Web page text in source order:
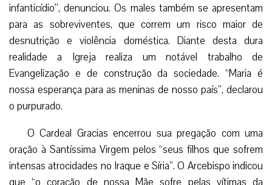
infanticídio”, denunciou. Os males também se apresentam
para as sobreviventes, que correm um risco maior de
desnutrição e violência doméstica. Diante desta dura
realidade a Igreja realiza um notável trabalho de
Evangelização e de construção da sociedade. “Maria é
nossa esperança para as meninas de nosso país”, declarou
o purpurado.
O Cardeal Gracias encerrou sua pregação com uma
oração à Santíssima Virgem pelos “seus filhos que sofrem
intensas atrocidades no Iraque e Síria”. O Arcebispo indicou
que “o coração de nossa Mãe sofre pelas vítimas da